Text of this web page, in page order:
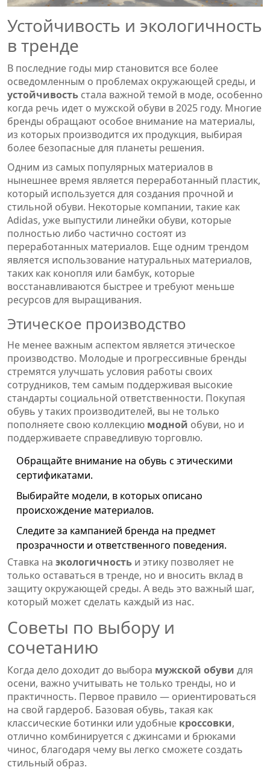
Устойчивость и экологичность
в тренде
В последние годы мир становится все более
осведомленным о проблемах окружающей среды, и
устойчивость стала важной темой в моде, особенно
когда речь идет о мужской обуви в 2025 году. Многие
бренды обращают особое внимание на материалы,
из которых производится их продукция, выбирая
более безопасные для планеты решения.
Одним из самых популярных материалов в
нынешнее время является переработанный пластик,
который используется для создания прочной и
стильной обуви. Некоторые компании, такие как
Adidas, уже выпустили линейки обуви, которые
полностью либо частично состоят из
переработанных материалов. Еще одним трендом
является использование натуральных материалов,
таких как конопля или бамбук, которые
восстанавливаются быстрее и требуют меньше
ресурсов для выращивания.
Этическое производство
Не менее важным аспектом является этическое
производство. Молодые и прогрессивные бренды
стремятся улучшать условия работы своих
сотрудников, тем самым поддерживая высокие
стандарты социальной ответственности. Покупая
обувь у таких производителей, вы не только
пополняете свою коллекцию модной обуви, но и
поддерживаете справедливую торговлю.
Обращайте внимание на обувь с этическими
сертификатами.
Выбирайте модели, в которых описано
происхождение материалов.
Следите за кампанией бренда на предмет
прозрачности и ответственного поведения.
Ставка на экологичность и этику позволяет не
только оставаться в тренде, но и вносить вклад в
защиту окружающей среды. А ведь это важный шаг,
который может сделать каждый из нас.
Советы по выбору и
сочетанию
Когда дело доходит до выбора мужской обуви для
осени, важно учитывать не только тренды, но и
практичность. Первое правило — ориентироваться
на свой гардероб. Базовая обувь, такая как
классические ботинки или удобные кроссовки,
отлично комбинируется с джинсами и брюками
чинос, благодаря чему вы легко сможете создать
стильный образ.